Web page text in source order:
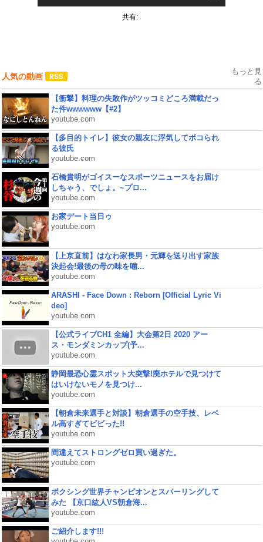
共有:
人気の動画
もっと見
る
【衝撃】料理の失敗作がツッコミどころ満載だっ
た件wwwwww【#2】
youtube.com
【多目的トイレ】彼女の親友に浮気してボコられ
る彼氏
youtube.com
石橋貴明がゴイスーなスポーツニュースをお届け
しちゃう、でしょ。~プロ...
youtube.com
お家デート当日ゥ
youtube.com
【上京直前】はなわ家長男・元輝を送り出す家族
決起会!最後の母の味を噛...
youtube.com
ARASHI - Face Down : Reborn [Official Lyric Vi
deo]
youtube.com
【公式ライブCH1 全編】大会第2日 2020 アー
ス・モンダミンカップ(予...
youtube.com
静岡最恐心霊スポット大突撃!廃ホテルで見つけて
はいけないモノを見つけ...
youtube.com
【朝倉未来選手と対談】朝倉選手の空手技、レベ
ル高すぎてビビった!!
youtube.com
間違えてストロングゼロ買い過ぎた。
youtube.com
ボクシング世界チャンピオンとスパーリングして
みた 【京口紘人VS朝倉海...
youtube.com
ご紹介します!!!